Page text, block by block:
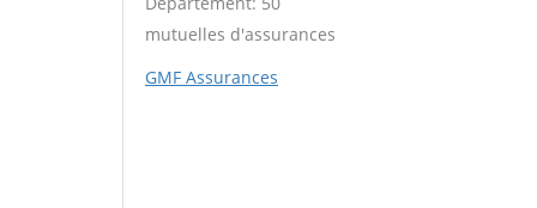
mutuelles d'assurances
GMF Assurances